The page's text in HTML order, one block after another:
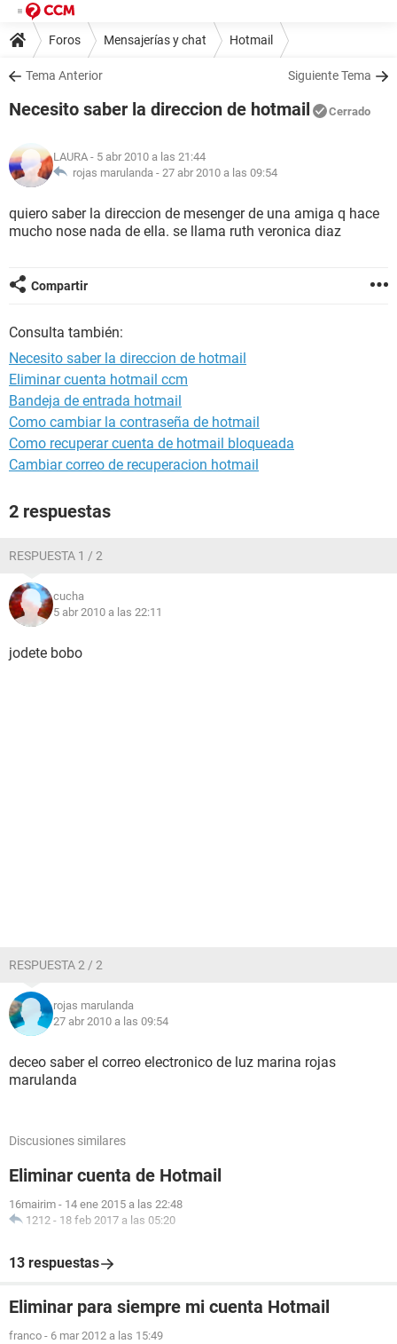
Foros Mensajerías y chat Hotmail
Tema Anterior Siguiente Tema
Necesito saber la direccion de hotmail Cerrado
LAURA - 5 abr 2010 a las 21:44
rojas marulanda - 27 abr 2010 a las 09:54
quiero saber la direccion de mesenger de una amiga q hace
mucho nose nada de ella. se llama ruth veronica diaz
Compartir
Consulta también:
Necesito saber la direccion de hotmail
Eliminar cuenta hotmail ccm
Bandeja de entrada hotmail
Como cambiar la contraseña de hotmail
Como recuperar cuenta de hotmail bloqueada
Cambiar correo de recuperacion hotmail
2 respuestas
RESPUESTA 1 / 2
cucha
5 abr 2010 a las 22:11
jodete bobo
RESPUESTA 2 / 2
rojas marulanda
27 abr 2010 a las 09:54
deceo saber el correo electronico de luz marina rojas
marulanda
Discusiones similares
Eliminar cuenta de Hotmail
16mairim - 14 ene 2015 a las 22:48
1212 - 18 feb 2017 a las 05:20
13 respuestas
Eliminar para siempre mi cuenta Hotmail
franco - 6 mar 2012 a las 15:49